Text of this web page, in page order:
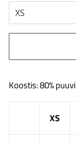
Koostis: 80%
XS